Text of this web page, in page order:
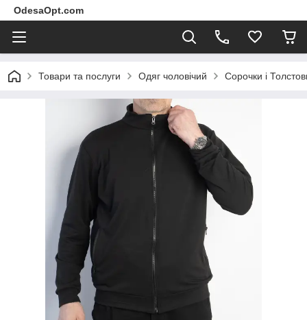
OdesaOpt.com
Товари та послуги Одяг чоловічий Сорочки і